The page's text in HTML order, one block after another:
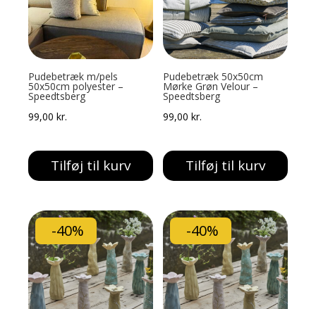
Pudebetræk m/pels
50x50cm polyester –
Speedtsberg
99,00kr.
Tilføj til kurv
Pudebetræk 50x50cm
Mørke Grøn Velour –
Speedtsberg
99,00kr.
Tilføj til kurv
-40% -40%